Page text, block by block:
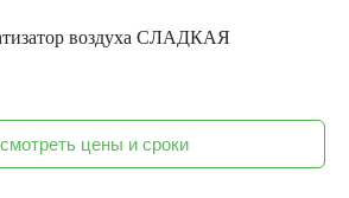
воздуха СЛАДКАЯ
цены и сроки